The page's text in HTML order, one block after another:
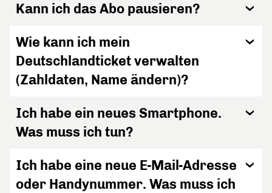
Kann ich das Abo pausieren?
Wie kann ich mein
Deutschlandticket verwalten
(Zahldaten, Name ändern)?
Ich habe ein neues Smartphone.
Was muss ich tun?
Ich habe eine neue E-Mail-Adresse
oder Handynummer. Was muss ich